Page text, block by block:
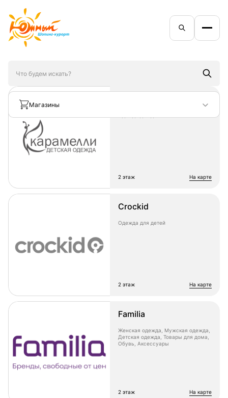
Магазины
2 этаж на карте
Crockid
Одежда для детей
2 этаж на карте
Familia
Женская одежда, Мужская одежда,
Детская одежда, Товары для дома,
Обувь, Аксессуары
2 этаж на карте